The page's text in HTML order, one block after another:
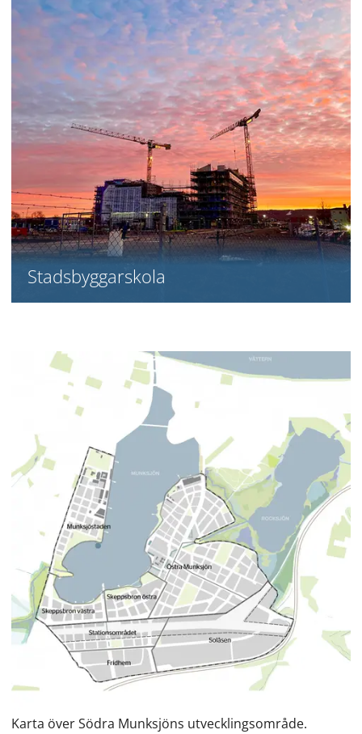
Stadsbyggarskola
Karta över Södra Munksjöns utvecklingsområde.